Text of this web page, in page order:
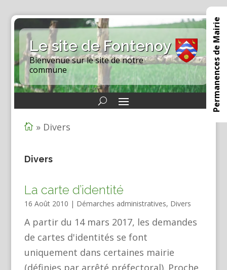
Le site de Fontenoy
Bienvenue sur le site de notre
commune
Permanences de Mairie
» Divers
Divers
La carte d’identité
16 Août 2010 | Démarches administratives, Divers
A partir du 14 mars 2017, les demandes
de cartes d'identités se font
uniquement dans certaines mairie
(définies par arrêté préfectoral). Proche